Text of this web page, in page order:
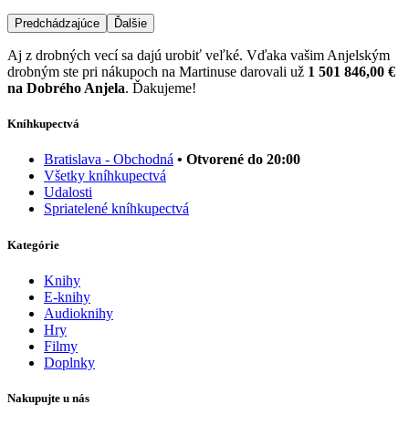
Predchádzajúce Ďalšie
Aj z drobných vecí sa dajú urobiť veľké. Vďaka vašim Anjelským
drobným ste pri nákupoch na Martinuse darovali už 1 501 846,00 €
na Dobrého Anjela. Ďakujeme!
Kníhkupectvá
Bratislava - Obchodná • Otvorené do 20:00
Všetky kníhkupectvá
Udalosti
Spriatelené kníhkupectvá
Kategórie
Knihy
E-knihy
Audioknihy
Hry
Filmy
Doplnky
Nakupujte u nás